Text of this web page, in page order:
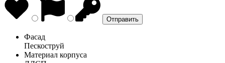
Фасад
Пескоструй
Материал корпуса